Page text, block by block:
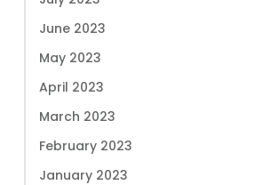
June 2023
May 2023
April 2023
March 2023
February 2023
January 2023